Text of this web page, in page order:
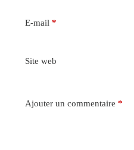
E-mail *
Site web
Ajouter un commentaire *